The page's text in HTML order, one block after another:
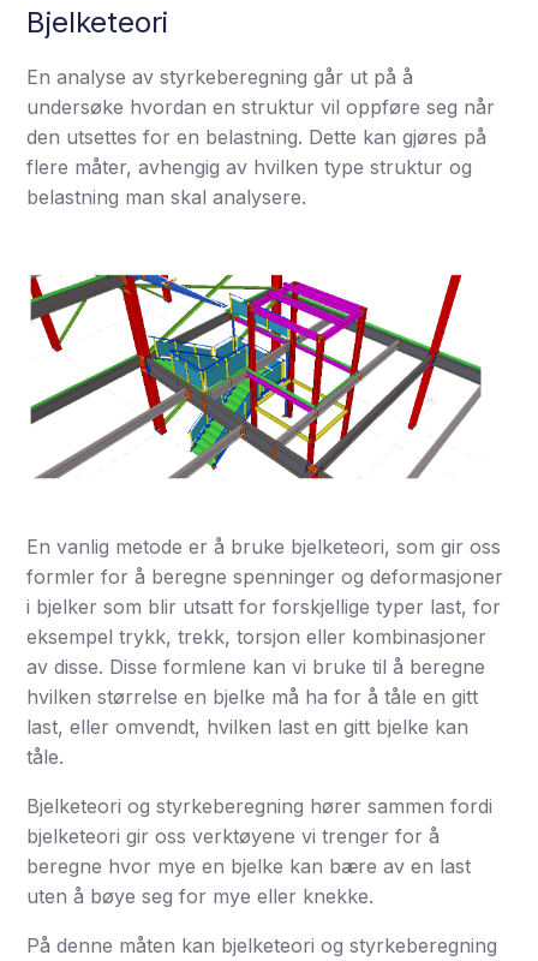
Bjelketeori
En analyse av styrkeberegning går ut på å
undersøke hvordan en struktur vil oppføre seg når
den utsettes for en belastning. Dette kan gjøres på
flere måter, avhengig av hvilken type struktur og
belastning man skal analysere.
En vanlig metode er å bruke bjelketeori, som gir oss
formler for å beregne spenninger og deformasjoner
i bjelker som blir utsatt for forskjellige typer last, for
eksempel trykk, trekk, torsjon eller kombinasjoner
av disse. Disse formlene kan vi bruke til å beregne
hvilken størrelse en bjelke må ha for å tåle en gitt
last, eller omvendt, hvilken last en gitt bjelke kan
tåle.
Bjelketeori og styrkeberegning hører sammen fordi
bjelketeori gir oss verktøyene vi trenger for å
beregne hvor mye en bjelke kan bære av en last
uten å bøye seg for mye eller knekke.
På denne måten kan bjelketeori og styrkeberegning